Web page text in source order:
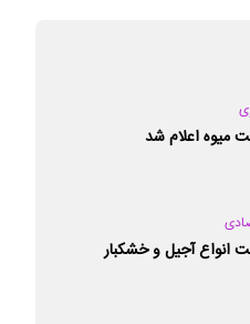
میوه اعلام شد
انواع آجیل و خشکبار